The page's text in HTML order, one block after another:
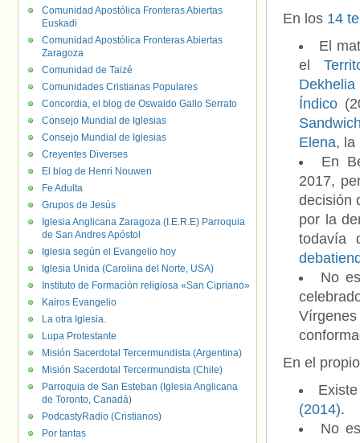
En los 14
El
el
Dekhelia
Índico
Elena, la
En
2017,
decisión
por la
todavía
No
En el
(2014).
No
Comunidad Apostólica Fronteras Abiertas
Euskadi
Comunidad Apostólica Fronteras Abiertas
Zaragoza
Comunidad de Taizé
Comunidades Cristianas Populares
Concordia, el blog de Oswaldo Gallo Serrato
Consejo Mundial de Iglesias
Consejo Mundial de Iglesias
Creyentes Diverses
El blog de Henri Nouwen
Fe Adulta
Grupos de Jesús
Iglesia Anglicana Zaragoza (I.E.R.E) Parroquia
de San Andres Apóstol
Iglesia según el Evangelio hoy
Iglesia Unida (Carolina del Norte, USA)
Instituto de Formación religiosa «San Cipriano»
Kairos Evangelio
La otra Iglesia.
Lupa Protestante
Misión Sacerdotal Tercermundista (Argentina)
Misión Sacerdotal Tercermundista (Chile)
Parroquia de San Esteban (Iglesia Anglicana
de Toronto, Canadá)
PodcastyRadio (Cristianos)
Por tantas